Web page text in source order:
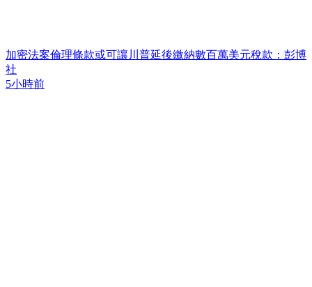
加密法案倫理條款或可讓川普延後繳納數百萬美元稅款：彭博
社
5小時前